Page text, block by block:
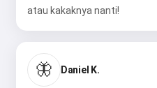
atau kakaknya nanti!
🦋 Daniel K.